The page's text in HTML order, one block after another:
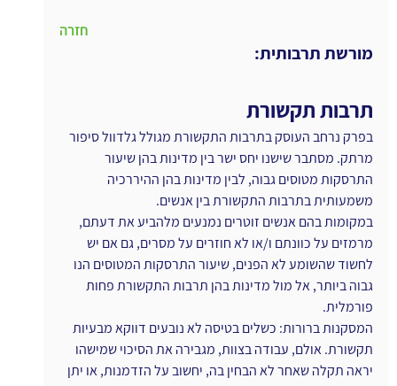
חזרה
מורשת תרבותית:
תרבות תקשורת
בפרק נרחב העוסק בתרבות התקשורת מגולל גלדוול סיפור
מרתק. מסתבר שישנו יחס ישר בין מדינות בהן שיעור
התרסקות מטוסים גבוה, לבין מדינות בהן ההיררכיה
משמעותית בתרבות התקשורת בין אנשים.
במקומות בהם אנשים זוטרים נמנעים מלהביע את דעתם,
מרמזים על כוונתם ו/או לא חוזרים על מסרים, גם אם יש
לחשוד שהשומע לא הפנים, שיעור התרסקות המטוסים הנו
גבוה ביותר, אל מול מדינות בהן תרבות התקשורת פחות
פורמלית.
המסקנות ברורות: כשלים בטיסה לא נובעים דווקא מבעיות
תקשורת. אולם, עבודה בצוות, מגבירה את הסיכוי שמישהו
יראה תקלה שאחר לא הבחין בה, יחשוב על הזדמנות, או יתן